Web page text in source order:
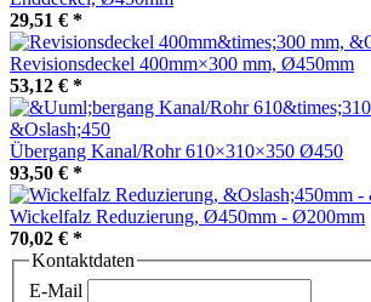
29,51 € *
Revisionsdeckel 400mm×300 mm, Ø450mm
53,12 € *
Übergang Kanal/Rohr 610×310×350 Ø450
93,50 € *
Wickelfalz Reduzierung, Ø450mm - Ø200mm
70,02 € *
Kontaktdaten
E-Mail